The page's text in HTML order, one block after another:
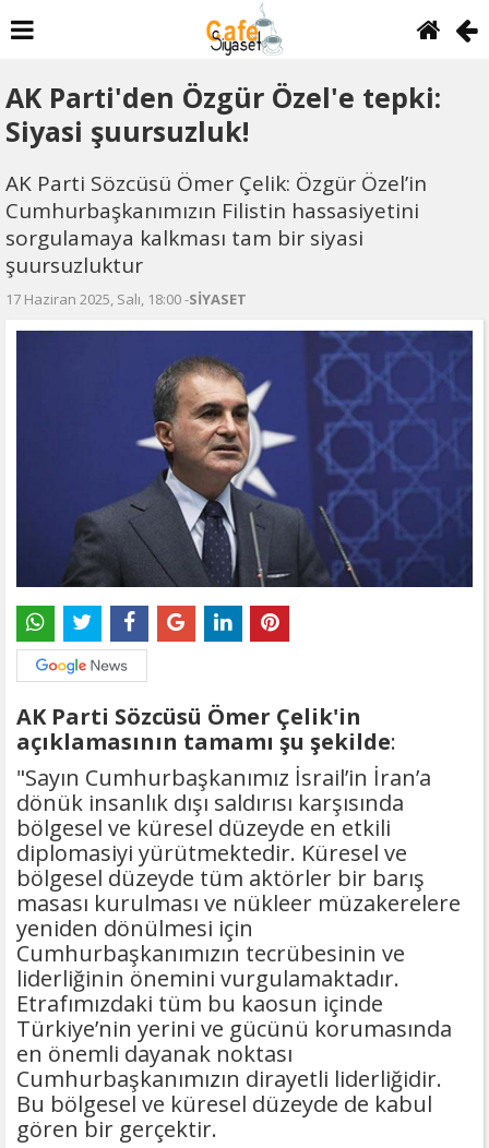
AK Parti'den Özgür Özel'e tepki:
Siyasi şuursuzluk!
AK Parti Sözcüsü Ömer Çelik: Özgür Özel’in
Cumhurbaşkanımızın Filistin hassasiyetini
sorgulamaya kalkması tam bir siyasi
şuursuzluktur
17 Haziran 2025, Salı, 18:00 -SİYASET
AK Parti Sözcüsü Ömer Çelik'in
açıklamasının tamamı şu şekilde:
"Sayın Cumhurbaşkanımız İsrail’in İran’a
dönük insanlık dışı saldırısı karşısında
bölgesel ve küresel düzeyde en etkili
diplomasiyi yürütmektedir. Küresel ve
bölgesel düzeyde tüm aktörler bir barış
masası kurulması ve nükleer müzakerelere
yeniden dönülmesi için
Cumhurbaşkanımızın tecrübesinin ve
liderliğinin önemini vurgulamaktadır.
Etrafımızdaki tüm bu kaosun içinde
Türkiye’nin yerini ve gücünü korumasında
en önemli dayanak noktası
Cumhurbaşkanımızın dirayetli liderliğidir.
Bu bölgesel ve küresel düzeyde de kabul
gören bir gerçektir.